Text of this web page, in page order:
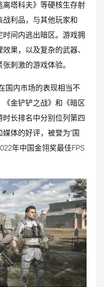
塔科夫》等硬核生存射
利品，与其他玩家和
间内逃出暗区。游戏拥
果，以及复杂的武器、
刺激的游戏体验。
国内市场的表现相当不
金铲铲之战》和《暗区
长排名中分别位列第四
体的好评，被誉为“国
年中国金翎奖最佳FPS